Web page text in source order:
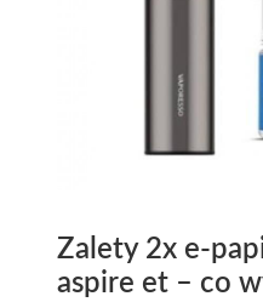
Zalety 2x e-
aspire et – co